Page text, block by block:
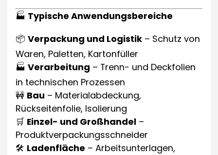
🏭 Typische Anwendungsbereiche
📦 Verpackung und Logistik– Schutz von
Waren, Paletten, Kartonfüller
🏭 Verarbeitung – Trenn- und Deckfolien
in technischen Prozessen
🚧 Bau – Materialabdeckung,
Rückseitenfolie, Isolierung
🛒 Einzel- und Großhandel–
Produktverpackungsschneider
🛠️ Ladenfläche – Arbeitsunterlagen,